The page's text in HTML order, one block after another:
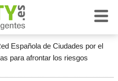
Española de Ciudades por el
para afrontar los riesgos